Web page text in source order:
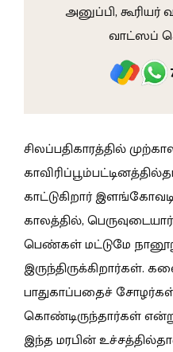
அனுப்பி,
வாட்ஸப்
சிலப்பதிகாரத்தில்
காட்டுகிறார்
காலத்தில்,
பெண்கள் மட்டுமே
இருந்திருக்கிறார்கள்.
பாதுகாப்பதைச்
கொண்டிருந்தார்கள்
இந்த மரபின்